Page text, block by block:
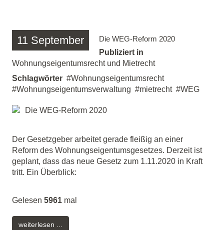
11 September
Die WEG-Reform 2020
Publiziert in
Wohnungseigentumsrecht und Mietrecht
Schlagwörter
Wohnungseigentumsrecht
Wohnungseigentumsverwaltung
mietrecht WEG
Der Gesetzgeber arbeitet gerade fleißig an einer
Reform des Wohnungseigentumsgesetzes. Derzeit ist
geplant, dass das neue Gesetz zum 1.11.2020 in Kraft
tritt. Ein Überblick:
Gelesen 5961 mal
weiterlesen ...